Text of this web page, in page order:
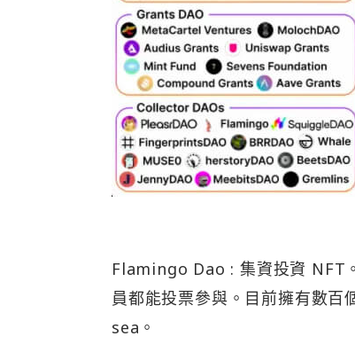
Flamingo Dao : 集資投資 NFT
員都能投票參與。目前擁有數
sea。